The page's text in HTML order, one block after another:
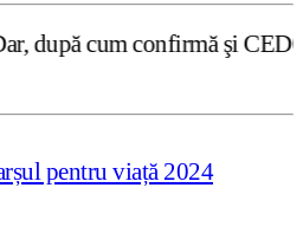
şi CEDO în cazul
pentru viață 2024